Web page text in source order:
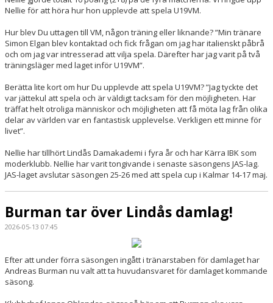
Nellie för att höra hur hon upplevde att spela U19VM.
Hur blev Du uttagen till VM, någon träning eller liknande? ”Min tränare
Simon Elgan blev kontaktad och fick frågan om jag har italienskt påbrå
och om jag var intresserad att vilja spela. Därefter har jag varit på två
träningsläger med laget inför U19VM”.
Berätta lite kort om hur Du upplevde att spela U19VM? ”Jag tyckte det
var jättekul att spela och är väldigt tacksam för den möjligheten. Har
träffat helt otroliga människor och möjligheten att få möta lag från olika
delar av världen var en fantastisk upplevelse. Verkligen ett minne för
livet”.
Nellie har tillhört Lindås Damakademi i fyra år och har Kärra IBK som
moderklubb. Nellie har varit tongivande i senaste säsongens JAS-lag.
JAS-laget avslutar säsongen 25-26 med att spela cup i Kalmar 14-17 maj.
Burman tar över Lindås damlag!
2026-05-13 07:45
Efter att under förra säsongen ingått i tränarstaben för damlaget har
Andreas Burman nu valt att ta huvudansvaret för damlaget kommande
säsong.